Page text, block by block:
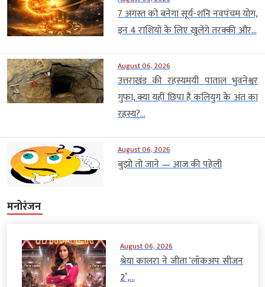
7 अगस्त को बनेगा सूर्य-शनि नवपंचम योग,
इन 4 राशियों के लिए खुलेंगे तरक्की और...
August 06, 2026
उत्तराखंड की रहस्यमयी पाताल भुवनेश्वर
गुफा, क्या यहीं छिपा है कलियुग के अंत का
रहस्य?...
August 06, 2026
बुझो तो जाने — आज की पहेली
मनोरंजन
August 06, 2026
श्रेया कालरा ने जीता ‘लॉकअप सीजन
2’,...